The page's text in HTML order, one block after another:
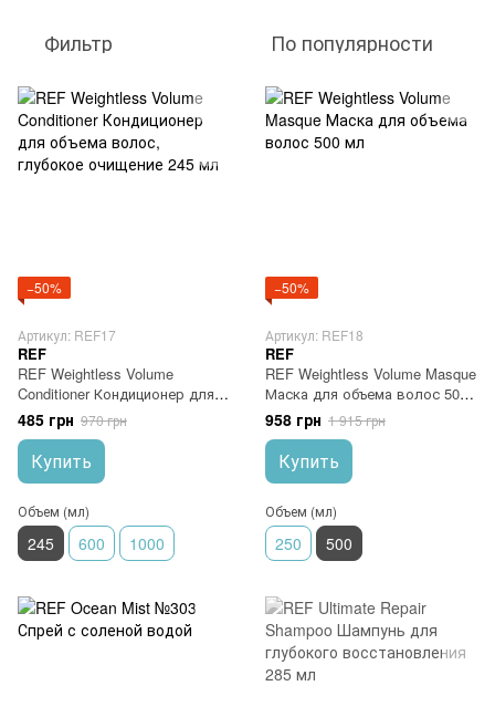
Фильтр По популярности
−50%
Артикул: REF17
REF
REF Weightless Volume
Conditioner Кондиционер для
объема волос, глубокое
очищение 245 мл
485 грн 970 грн
Купить
Объем (мл)
245 600 1000
−50%
Артикул: REF18
REF
REF Weightless Volume Masque
Маска для объема волос 500
мл
958 грн 1 915 грн
Купить
Объем (мл)
250 500